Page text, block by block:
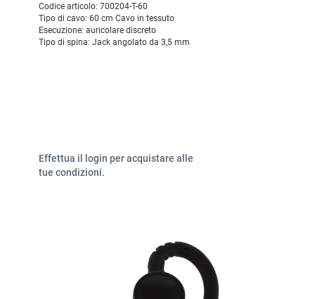
Codice articolo: 700204-T-60
Tipo di cavo: 60 cm Cavo in tessuto
Esecuzione: auricolare discreto
Tipo di spina: Jack angolato da 3,5 mm
Effettua il login per acquistare alle
tue condizioni.